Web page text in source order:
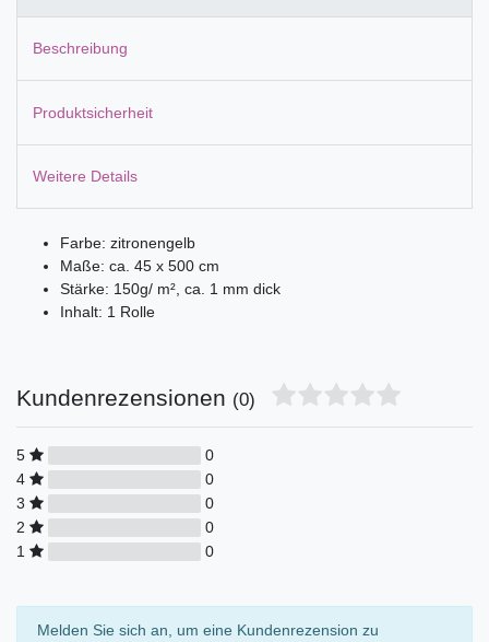
Beschreibung
Produktsicherheit
Weitere Details
Farbe: zitronengelb
Maße: ca. 45 x 500 cm
Stärke: 150g/ m², ca. 1 mm dick
Inhalt: 1 Rolle
Kundenrezensionen (0)
5
0
4
0
3
0
2
0
1
0
Melden Sie sich an, um eine Kundenrezension zu